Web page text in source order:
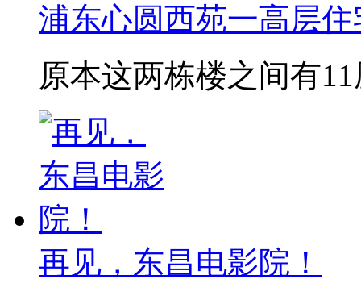
浦东心圆西苑一高层
原本这两栋楼之间有
再见，东昌电影院！